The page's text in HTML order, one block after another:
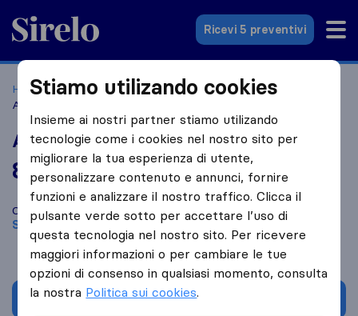
Sirelo.it
Ricevi 5 preventivi
Home Le 10 migliori aziende di traslochi in Italia
Arena Traslochi
Arena Traslochi
8,8 basato su 8
recensioni di Sirelo e Google
i
Confronta Arena Traslochi con altreaziende di traslochi
Sciacca
Chiedi preventivo
Stiamo utilizando cookies
Insieme ai nostri partner stiamo utilizando
tecnologie come i cookies nel nostro sito per
migliorare la tua esperienza di utente,
personalizzare contenuto e annunci, fornire
funzioni e analizzare il nostro traffico. Clicca il
pulsante verde sotto per accettare l’uso di
questa tecnologia nel nostro sito. Per ricevere
maggiori informazioni o per cambiare le tue
opzioni di consenso in qualsiasi momento, consulta
la nostra Politica sui cookies.